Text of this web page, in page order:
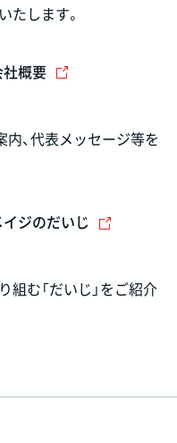
たします。
概要
、代表メッセージ等を
イジのだいじ
組む「だいじ」をご紹介